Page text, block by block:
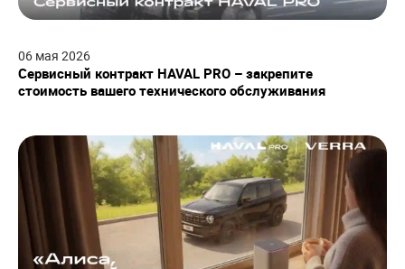
06 мая 2026
Сервисный контракт HAVAL PRO – закрепите
стоимость вашего технического обслуживания